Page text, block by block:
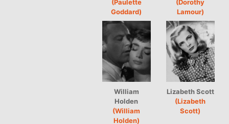
(Paulette
Goddard)
(Dorothy
Lamour)
William
Holden
(William
Holden)
Lizabeth Scott
(Lizabeth
Scott)